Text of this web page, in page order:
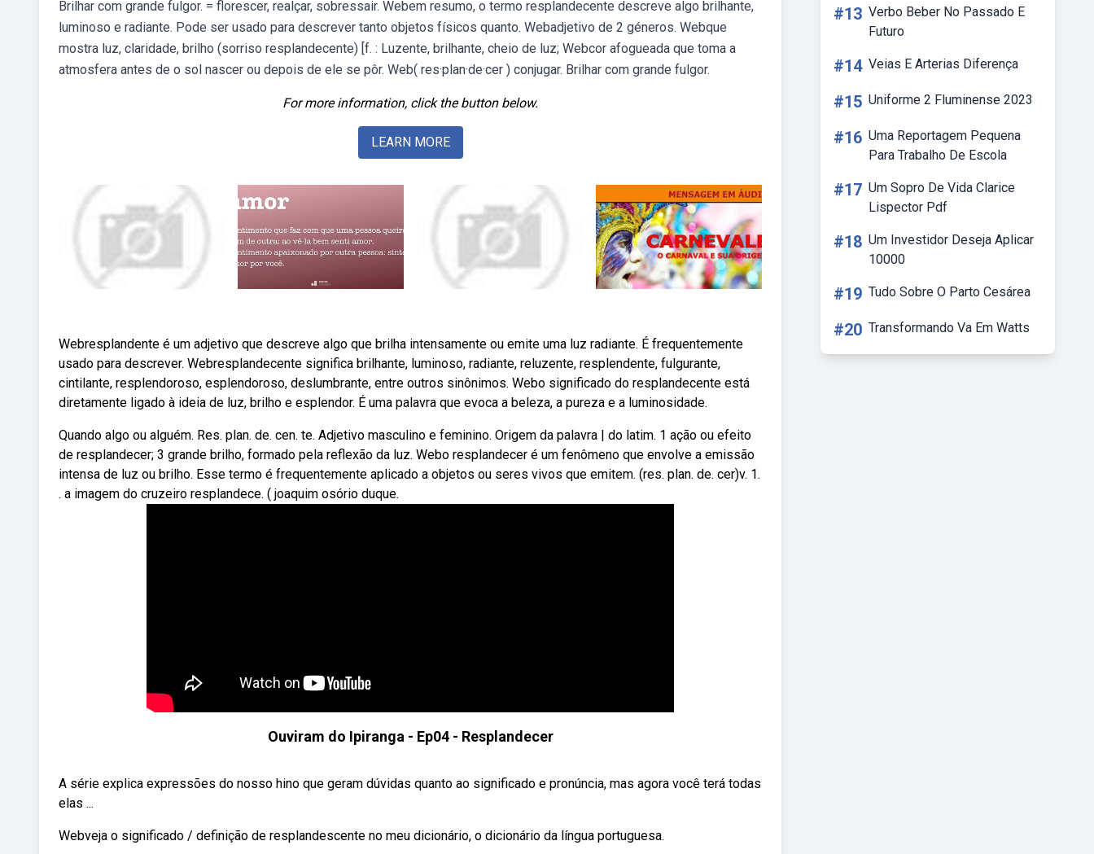
Brilhar com grande fulgor. = florescer, realçar, sobressair. Webem resumo, o termo resplandecente descreve algo brilhante,
luminoso e radiante. Pode ser usado para descrever tanto objetos físicos quanto. Webadjetivo de 2 géneros. Webque
mostra luz, claridade, brilho (sorriso resplandecente) [f. : Luzente, brilhante, cheio de luz; Webcor afogueada que toma a
atmosfera antes de o sol nascer ou depois de ele se pôr. Web( res·plan·de·cer ) conjugar. Brilhar com grande fulgor.
For more information, click the button below.
LEARN MORE
Webresplandente é um adjetivo que descreve algo que brilha intensamente ou emite uma luz radiante. É frequentemente
usado para descrever. Webresplandecente significa brilhante, luminoso, radiante, reluzente, resplendente, fulgurante,
cintilante, resplendoroso, esplendoroso, deslumbrante, entre outros sinônimos. Webo significado do resplandecente está
diretamente ligado à ideia de luz, brilho e esplendor. É uma palavra que evoca a beleza, a pureza e a luminosidade.
Quando algo ou alguém. Res. plan. de. cen. te. Adjetivo masculino e feminino. Origem da palavra | do latim. 1 ação ou efeito
de resplandecer; 3 grande brilho, formado pela reflexão da luz. Webo resplandecer é um fenômeno que envolve a emissão
intensa de luz ou brilho. Esse termo é frequentemente aplicado a objetos ou seres vivos que emitem. (res. plan. de. cer)v. 1.
. a imagem do cruzeiro resplandece. ( joaquim osório duque.
Ouviram do Ipiranga - Ep04 - Resplandecer
A série explica expressões do nosso hino que geram dúvidas quanto ao significado e pronúncia, mas agora você terá todas
elas ...
Webveja o significado / definição de resplandescente no meu dicionário, o dicionário da língua portuguesa.
#13 Verbo Beber No Passado E
Futuro
#14 Veias E Arterias Diferença
#15 Uniforme 2 Fluminense 2023
#16 Uma Reportagem Pequena
Para Trabalho De Escola
#17 Um Sopro De Vida Clarice
Lispector Pdf
#18 Um Investidor Deseja Aplicar
10000
#19 Tudo Sobre O Parto Cesárea
#20 Transformando Va Em Watts